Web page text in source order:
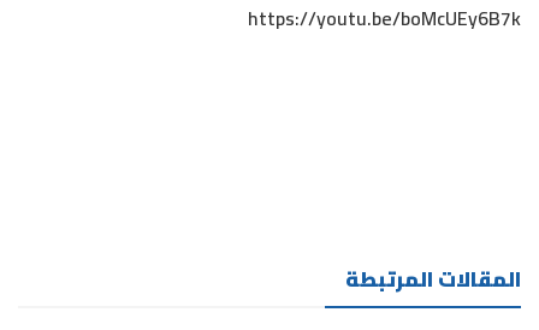
https://youtu.be/boMcUEy6B7k
المقالات المرتبطة